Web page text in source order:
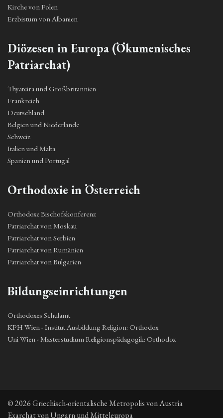
Kirche von Polen
Erzbistum von Albanien
Diözesen in Europa (Ökumenisches
Patriarchat)
Thyateira und Großbritannien
Frankreich
Deutschland
Belgien und Niederlande
Schweiz
Italien und Malta
Spanien und Portugal
Orthodoxie in Österreich
Orthodoxe Bischofskonferenz
Patriarchat von Moskau
Patriarchat von Serbien
Patriarchat von Rumänien
Patriarchat von Bulgarien
Bildungseinrichtungen
Orthodoxes Schulamt
KPH Wien - Institut Ausbildung Religion: Orthodox
Uni Wien - Masterstudium Religionspädagogik: Orthodox
© 2026 Griechisch-orientalische Metropolis von Austria
Exarchat von Ungarn und Mitteleuropa